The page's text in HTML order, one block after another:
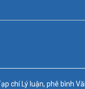
chí Lý luận, phê bình